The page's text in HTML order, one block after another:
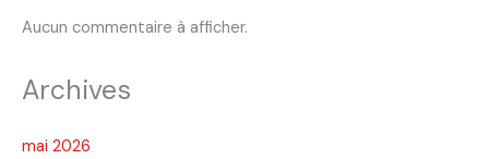
Aucun commentaire à afficher.
Archives
mai 2026